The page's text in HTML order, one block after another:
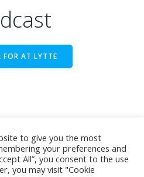
FOR AT LYTTE
er et registreret
to give you the most
your preferences and
All”, you consent to the use
you may visit "Cookie